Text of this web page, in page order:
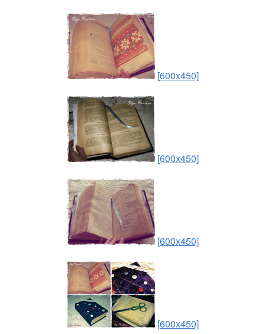
[600x450]
[600x450]
[600x450]
[600x450]